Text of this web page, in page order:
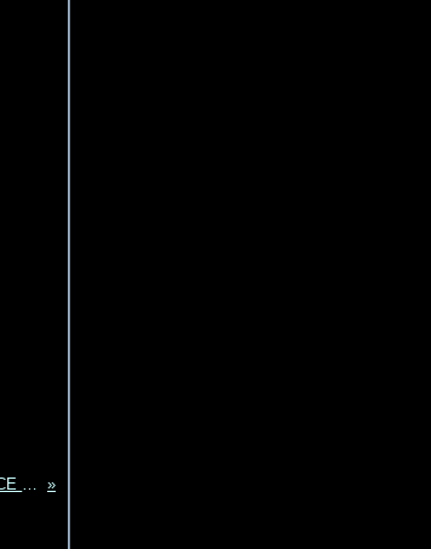
MICHAEL REDGRAVE, FINESSE ET ÉLÉGANCE D'UN GENTLEMAN COMÉDIEN